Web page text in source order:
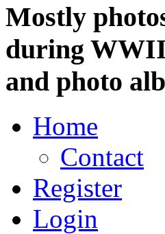
Mostly
during
and photo
Home
Contact
Register
Login